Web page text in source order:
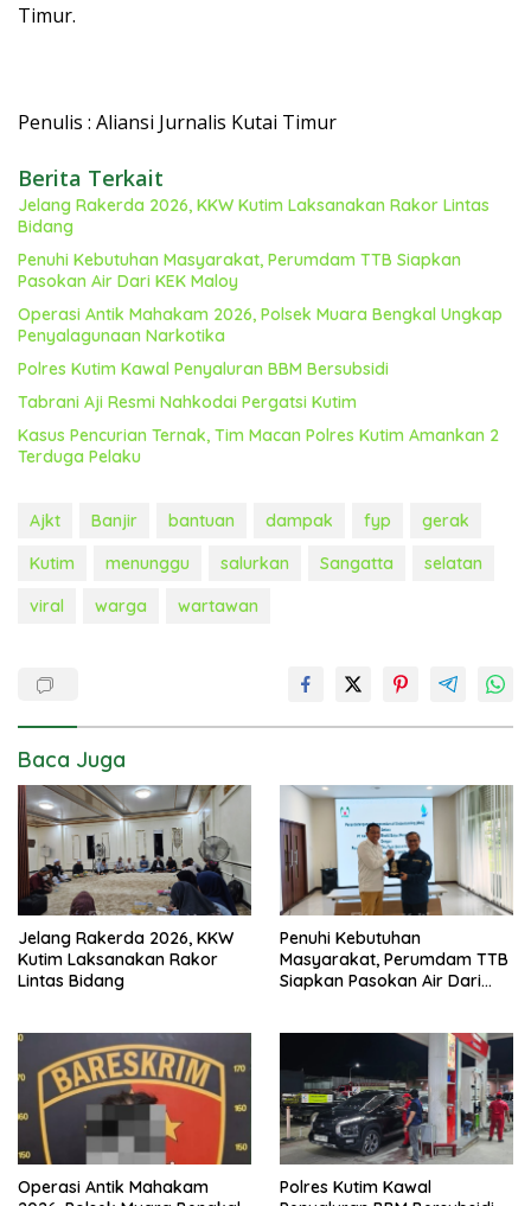
Timur.
Penulis : Aliansi Jurnalis Kutai Timur
Berita Terkait
Jelang Rakerda 2026, KKW Kutim Laksanakan Rakor Lintas
Bidang
Penuhi Kebutuhan Masyarakat, Perumdam TTB Siapkan
Pasokan Air Dari KEK Maloy
Operasi Antik Mahakam 2026, Polsek Muara Bengkal Ungkap
Penyalagunaan Narkotika
Polres Kutim Kawal Penyaluran BBM Bersubsidi
Tabrani Aji Resmi Nahkodai Pergatsi Kutim
Kasus Pencurian Ternak, Tim Macan Polres Kutim Amankan 2
Terduga Pelaku
Ajkt Banjir bantuan dampak fyp
gerak
Kutim
menunggu salurkan Sangatta
selatan
viral
warga wartawan
Baca Juga
Jelang Rakerda 2026, KKW
Kutim Laksanakan Rakor
Lintas Bidang
Penuhi Kebutuhan
Masyarakat, Perumdam TTB
Siapkan Pasokan Air Dari
Operasi Antik Mahakam
Polres Kutim Kawal